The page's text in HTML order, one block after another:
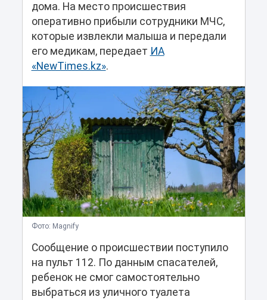
дома. На место происшествия
оперативно прибыли сотрудники МЧС,
которые извлекли малыша и передали
его медикам, передает ИА
«NewTimes.kz».
Фото: Magnify
Сообщение о происшествии поступило
на пульт 112. По данным спасателей,
ребенок не смог самостоятельно
выбраться из уличного туалета